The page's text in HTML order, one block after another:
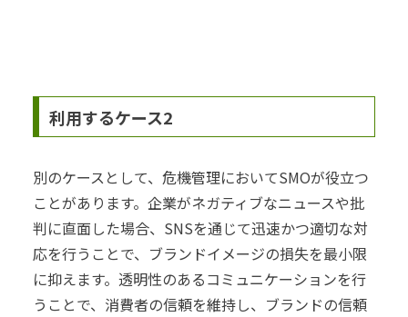
利用するケース2
別のケースとして、危機管理においてSMOが役立つ
ことがあります。企業がネガティブなニュースや批
判に直面した場合、SNSを通じて迅速かつ適切な対
応を行うことで、ブランドイメージの損失を最小限
に抑えます。透明性のあるコミュニケーションを行
うことで、消費者の信頼を維持し、ブランドの信頼